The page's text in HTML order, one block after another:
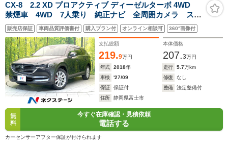
CX-8 2.2 XD プロアクティブ ディーゼルターボ 4WD
禁煙車 4WD 7人乗り 純正ナビ 全周囲カメラ スマ
ートシティブレーキサポート レーダークルーズ
BSM スマートキー ETC シートヒーター パワーシ
ート LEDヘッド サンシェード
販売店保証 車両品質評価書付 購入プラン付 オンライン相談可 360°画像付
支払総額
219.9万円
本体価格
207.3万円
年式
2018年 走行 5.7万km
車検
'27/09 修復
なし
保証
保証付 整備
法定整備付
住所
静岡県富士市
無
料
今すぐ在庫確認・見積依頼
電話する
カーセンサーアフター保証が付けられます